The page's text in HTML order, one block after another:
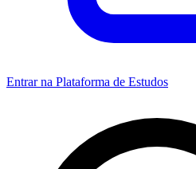
Entrar na Plataforma de Estudos